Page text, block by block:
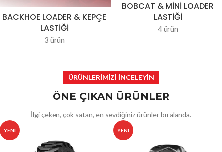
BOBCAT & MINI LOADER
LASTIĞI
4 ürün
BACKHOE LOADER & KEPÇE
LASTIĞI
3 ürün
ÜRÜNLERİMİZİ İNCELEYİN
ÖNE ÇIKAN ÜRÜNLER
İlgi çeken, çok satan, en sevdiğiniz ürünler bu alanda.
YENI YENI